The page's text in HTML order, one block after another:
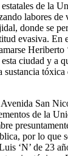
de la
labores
donde se
evasiva. En
Heriberto
ciudad y a
sustancia tóxica
San
de la
por lo que
‘N’ de 23